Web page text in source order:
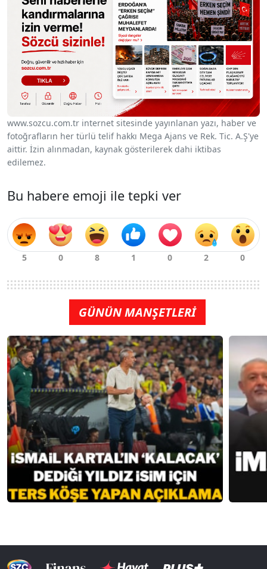
www.sozcu.com.tr internet sitesinde yayınlanan yazı, haber ve
fotoğrafların her türlü telif hakkı Mega Ajans ve Rek. Tic. A.Ş'ye
aittir. İzin alınmadan, kaynak gösterilerek dahi iktibas
edilemez.
Bu habere emoji ile tepki ver
GÜNÜN MANŞETLERİ